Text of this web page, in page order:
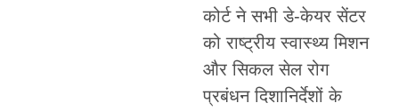
कोर्ट ने सभी डे-केयर सेंटर
को राष्ट्रीय स्वास्थ्य मिशन
और सिकल सेल रोग
प्रबंधन दिशानिर्देशों के